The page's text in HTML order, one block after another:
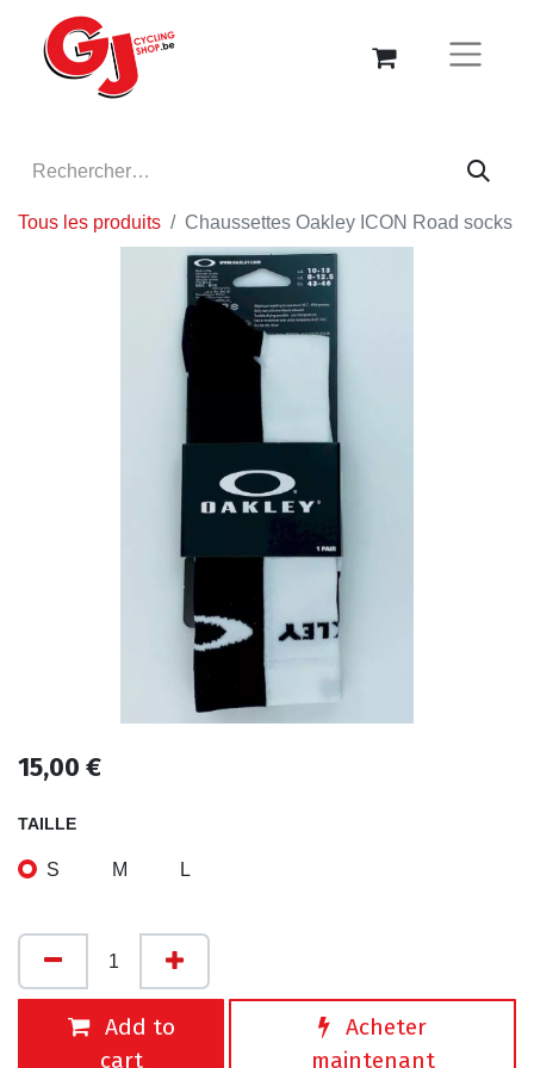
Tous les produits Chaussettes Oakley ICON Road socks
15,00 €
TAILLE
S M L
Add to
cart
Acheter
maintenant